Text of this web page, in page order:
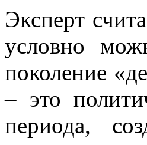
Эксперт
условно
поколение
– это
периода,